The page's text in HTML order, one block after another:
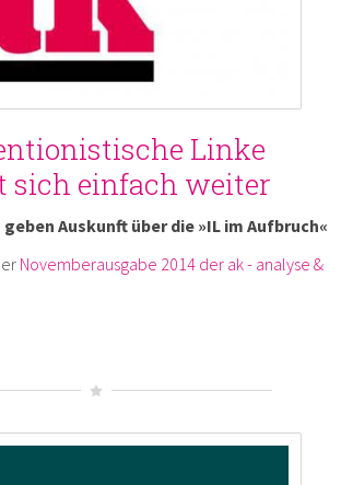
Linke
sich einfach weiter
Auskunft über die »IL im Aufbruch«
Novemberausgabe 2014 der ak - analyse &